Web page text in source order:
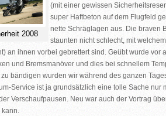
2008
(mit einer gewissen
super Haftbeton auf dem Flugfeld
nette Schräglagen aus. Die braven
staunten nicht schlecht, mit
an ihnen vorbei gebrettert sind. Geübt wurde vor
und Bremsmanöver und dies bei schnellem
zu bändigen wurden wir während des ganzen
Service ist ja grundsätzlich eine tolle Sache nur
Verschaufpausen. Neu war auch der Vortrag
kann.